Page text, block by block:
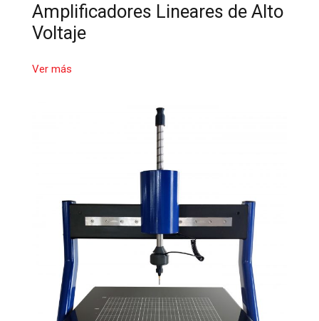
Amplificadores Lineares de Alto
Voltaje
Ver más